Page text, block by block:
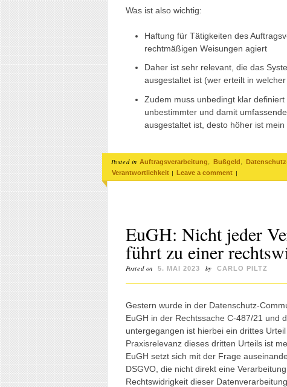
Was ist also wichtig:
Haftung für Tätigkeiten des
rechtmäßigen Weisungen agiert
Daher ist sehr relevant, die das
ausgestaltet ist (wer erteilt in
Zudem muss unbedingt klar
unbestimmter und damit
ausgestaltet ist, desto höher ist
Posted in Auftragsverarbeitung, Bußgeld ,
Verantwortlichkeit | Leave a comment |
EuGH: Nicht jeder
führt zu einer
Posted on 5. MAI 2023 by CARLO PILTZ
Gestern wurde in der Datenschutz-
EuGH in der Rechtssache C-487/21 und
untergegangen ist hierbei ein drittes
Praxisrelevanz dieses dritten Urteils ist
EuGH setzt sich mit der Frage
DSGVO, die nicht direkt eine
Rechtswidrigkeit dieser